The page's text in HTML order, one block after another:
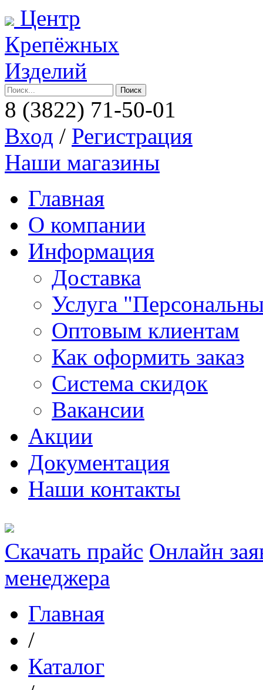
Центр
Крепёжных
Изделий
8 (3822) 71-50-01
Вход / Регистрация
Наши магазины
Главная
О компании
Информация
Доставка
Услуга
Оптовым клиентам
Как оформить заказ
Система скидок
Вакансии
Акции
Документация
Наши контакты
Скачать прайс Онлайн
менеджера
Главная
/
Каталог